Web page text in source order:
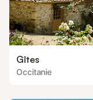
Gîtes
Occitanie